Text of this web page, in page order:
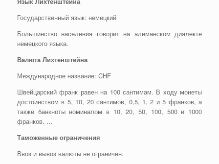
Государственный язык: немецкий
Большинство населения говорит на алеманском диалекте
немецкого языка.
Валюта Лихтенштейна
Международное название: CHF
Швейцарский франк равен на 100 сантимам. В ходу монеты
достоинством в 5, 10, 20 сантимов, 0,5, 1, 2 и 5 франков, а
также банкноты номиналом в 10, 20, 50, 100, 500 и 1000
франков. …
Таможенные ограничения
Ввоз и вывоз валюты не ограничен.